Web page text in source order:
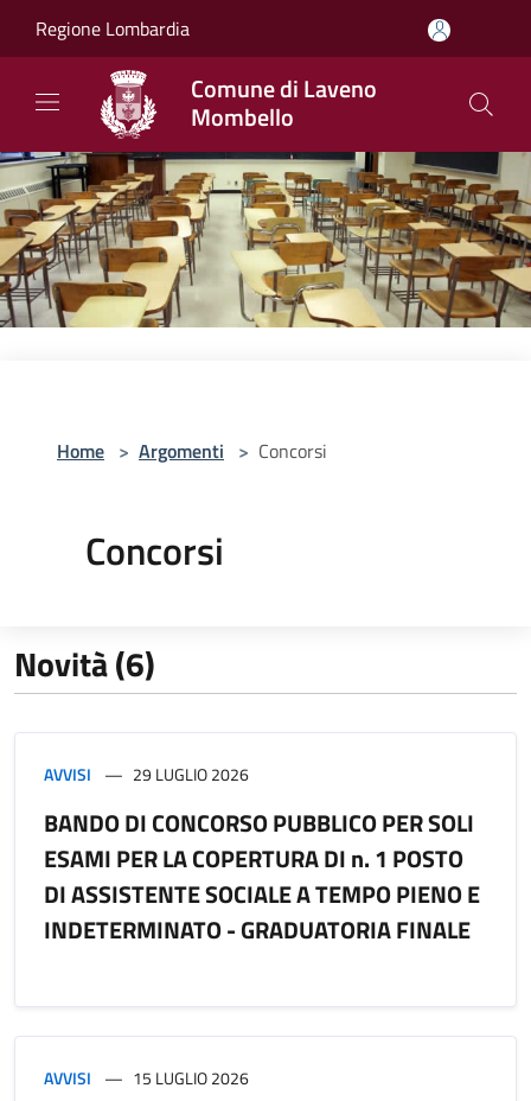
Regione Lombardia
Comune di Laveno
Mombello
Home > Argomenti > Concorsi
Concorsi
Novità (6)
AVVISI 29 LUGLIO 2026
BANDO DI CONCORSO PUBBLICO PER SOLI
ESAMI PER LA COPERTURA DI n. 1 POSTO
DI ASSISTENTE SOCIALE A TEMPO PIENO E
INDETERMINATO - GRADUATORIA FINALE
AVVISI 15 LUGLIO 2026